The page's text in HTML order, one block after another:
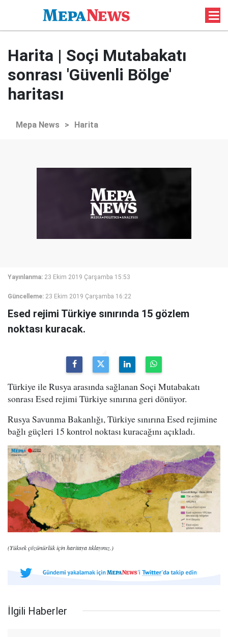
Harita | Soçi Mutabakatı
sonrası 'Güvenli Bölge'
haritası
Mepa News > Harita
Yayınlanma: 23 Ekim 2019 Çarşamba 15:53
Güncelleme: 23 Ekim 2019 Çarşamba 16:22
Esed rejimi Türkiye sınırında 15 gözlem
noktası kuracak.
Türkiye ile Rusya arasında sağlanan Soçi Mutabakatı
sonrası Esed rejimi Türkiye sınırına geri dönüyor.
Rusya Savunma Bakanlığı, Türkiye sınırına Esed rejimine
bağlı güçleri 15 kontrol noktası kuracağını açıkladı.
(Yüksek çözünürlük için haritaya tıklayınız.)
İlgili Haberler